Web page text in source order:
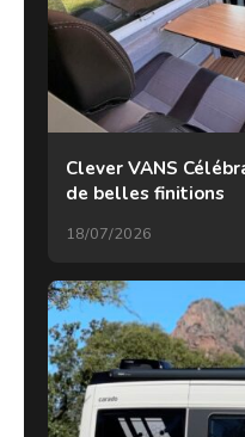
Clever VANS
de belles finitions
18/07/2026